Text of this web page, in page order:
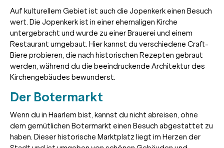
Auf kulturellem Gebiet ist auch die Jopenkerk einen Besuch
wert. Die Jopenkerk ist in einer ehemaligen Kirche
untergebracht und wurde zu einer Brauerei und einem
Restaurant umgebaut. Hier kannst du verschiedene Craft-
Biere probieren, die nach historischen Rezepten gebraut
werden, während du die beeindruckende Architektur des
Kirchengebäudes bewunderst.
Der Botermarkt
Wenn du in Haarlem bist, kannst du nicht abreisen, ohne
dem gemütlichen Botermarkt einen Besuch abgestattet zu
haben. Dieser historische Marktplatz liegt im Herzen der